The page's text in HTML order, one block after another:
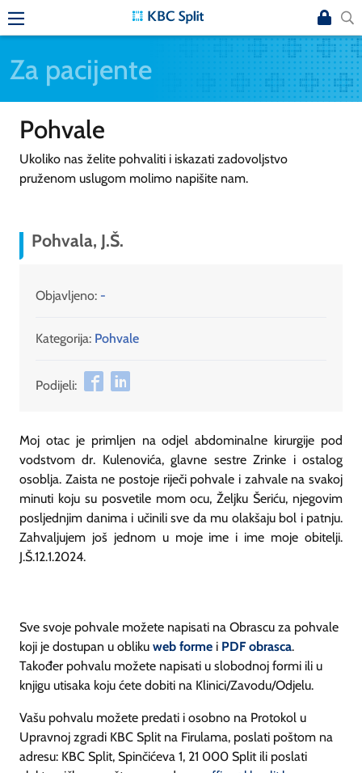
Za pacijente
Pohvale
Ukoliko nas želite pohvaliti i iskazati zadovoljstvo
pruženom uslugom molimo napišite nam.
Pohvala, J.Š.
Objavljeno: -
Kategorija: Pohvale
Podijeli:
Moj otac je primljen na odjel abdominalne kirurgije pod
vodstvom dr. Kulenovića, glavne sestre Zrinke i ostalog
osoblja. Zaista ne postoje riječi pohvale i zahvale na svakoj
minuti koju su posvetile mom ocu, Željku Šeriću, njegovim
posljednjim danima i učinili sve da mu olakšaju bol i patnju.
Zahvaljujem još jednom u moje ime i ime moje obitelji.
J.Š.12.1.2024.
Sve svoje pohvale možete napisati na Obrascu za pohvale
koji je dostupan u obliku web forme i PDF obrasca.
Također pohvalu možete napisati u slobodnoj formi ili u
knjigu utisaka koju ćete dobiti na Klinici/Zavodu/Odjelu.
Vašu pohvalu možete predati i osobno na Protokol u
Upravnoj zgradi KBC Split na Firulama, poslati poštom na
adresu: KBC Split, Spinčićeva 1, 21 000 Split ili poslati